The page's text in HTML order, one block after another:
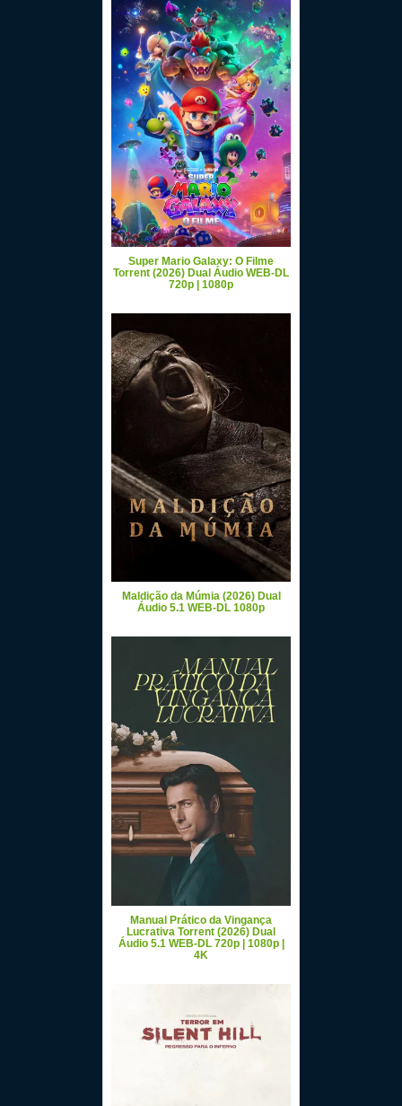
Super Mario Galaxy: O Filme
Torrent (2026) Dual Áudio WEB-DL
720p | 1080p
Maldição da Múmia (2026) Dual
Áudio 5.1 WEB-DL 1080p
Manual Prático da Vingança
Lucrativa Torrent (2026) Dual
Áudio 5.1 WEB-DL 720p | 1080p |
4K